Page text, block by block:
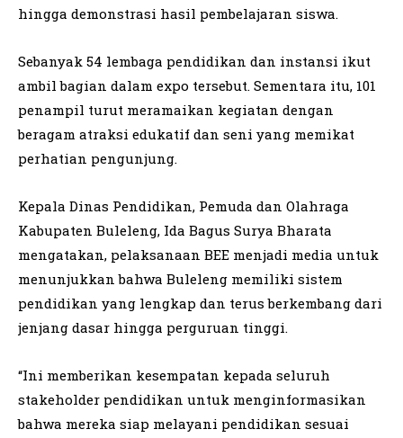
hingga demonstrasi hasil pembelajaran siswa.
Sebanyak 54 lembaga pendidikan dan instansi ikut
ambil bagian dalam expo tersebut. Sementara itu, 101
penampil turut meramaikan kegiatan dengan
beragam atraksi edukatif dan seni yang memikat
perhatian pengunjung.
Kepala Dinas Pendidikan, Pemuda dan Olahraga
Kabupaten Buleleng, Ida Bagus Surya Bharata
mengatakan, pelaksanaan BEE menjadi media untuk
menunjukkan bahwa Buleleng memiliki sistem
pendidikan yang lengkap dan terus berkembang dari
jenjang dasar hingga perguruan tinggi.
“Ini memberikan kesempatan kepada seluruh
stakeholder pendidikan untuk menginformasikan
bahwa mereka siap melayani pendidikan sesuai